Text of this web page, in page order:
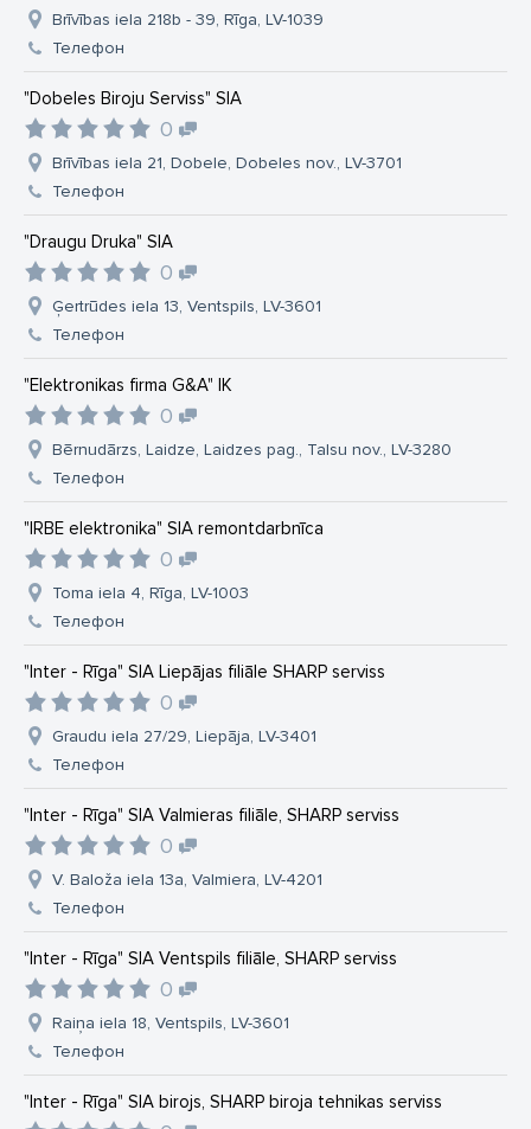
Brīvības iela 218b - 39, Rīga, LV-1039
Телефон
"Dobeles Biroju Serviss" SIA
0
Brīvības iela 21, Dobele, Dobeles nov., LV-3701
Телефон
"Draugu Druka" SIA
0
Ģertrūdes iela 13, Ventspils, LV-3601
Телефон
"Elektronikas firma G&A" IK
0
Bērnudārzs, Laidze, Laidzes pag., Talsu nov., LV-3280
Телефон
"IRBE elektronika" SIA remontdarbnīca
0
Toma iela 4, Rīga, LV-1003
Телефон
"Inter - Rīga" SIA Liepājas filiāle SHARP serviss
0
Graudu iela 27/29, Liepāja, LV-3401
Телефон
"Inter - Rīga" SIA Valmieras filiāle, SHARP serviss
0
V. Baloža iela 13a, Valmiera, LV-4201
Телефон
"Inter - Rīga" SIA Ventspils filiāle, SHARP serviss
0
Raiņa iela 18, Ventspils, LV-3601
Телефон
"Inter - Rīga" SIA birojs, SHARP biroja tehnikas serviss